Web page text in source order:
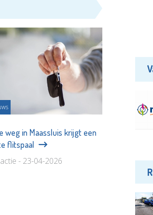
weg in Maassluis krijgt een
flitspaal
- 23-04-2026